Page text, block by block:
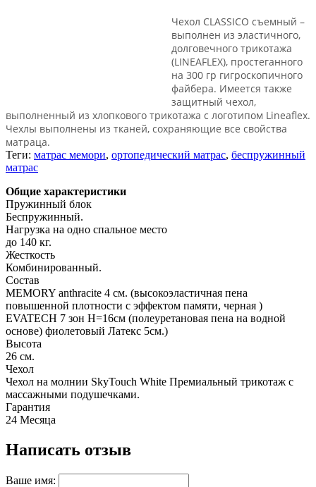
Чехол СLASSICO съемный –
выполнен из эластичного,
долговечного трикотажа
(LINEAFLEX), простеганного
на 300 гр гигроскопичного
файбера. Имеется также
защитный чехол,
выполненный из хлопкового трикотажа с логотипом Lineaflex.
Чехлы выполнены из тканей, сохраняющие все свойства
матраца.
Теги: матрас мемори, ортопедический матрас, беспружинный
матрас
Общие характеристики
Пружинный блок
Беспружинный.
Нагрузка на одно спальное место
до 140 кг.
Жесткость
Комбинированный.
Состав
MEMORY anthracite 4 см. (высокоэластичная пена
повышенной плотности с эффектом памяти, черная )
EVATECH 7 зон Н=16см (полеуретановая пена на водной
основе) фиолетовый Латекс 5см.)
Высота
26 см.
Чехол
Чехол на молнии SkyTouch White Премиальный трикотаж с
массажными подушечками.
Гарантия
24 Месяца
Написать отзыв
Ваше имя: